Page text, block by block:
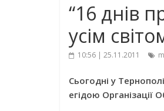
“16 днів
усім
10:56 | 25.11.2011
Сьогодні у
егідою Організації